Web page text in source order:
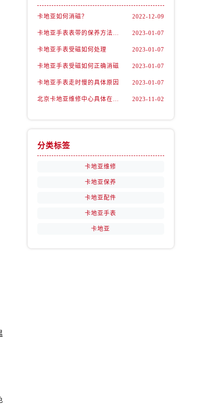
卡地亚如何消磁？ 2022-12-09
卡地亚手表表带的保养方法有哪些？ 2023-01-07
卡地亚手表受磁如何处理 2023-01-07
卡地亚手表受磁如何正确消磁 2023-01-07
卡地亚手表走时慢的具体原因 2023-01-07
北京卡地亚维修中心具体在哪里？ 2023-11-02
分类标签
卡地亚维修
卡地亚保养
卡地亚配件
卡地亚手表
卡地亚